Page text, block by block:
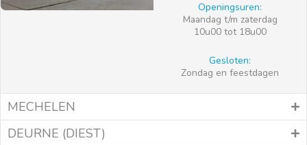
Openingsuren:
Maandag t/m zaterdag
10u00 tot 18u00
Gesloten:
Zondag en feestdagen
MECHELEN
DEURNE (DIEST)